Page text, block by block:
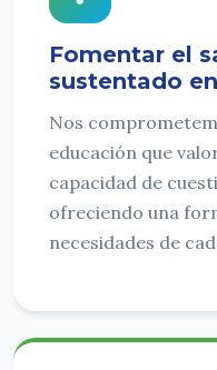
Fomentar el
sustentado
Nos
educación que
capacidad de
ofreciendo una
necesidades de